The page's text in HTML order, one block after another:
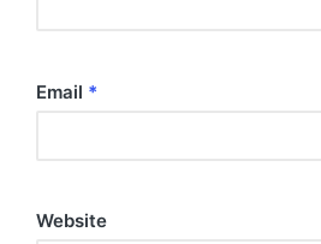
Email *
Website